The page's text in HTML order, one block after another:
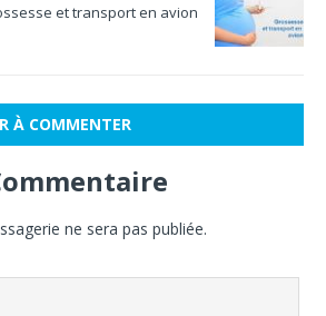
et transport en avion
À COMMENTER
ne sera pas publiée.